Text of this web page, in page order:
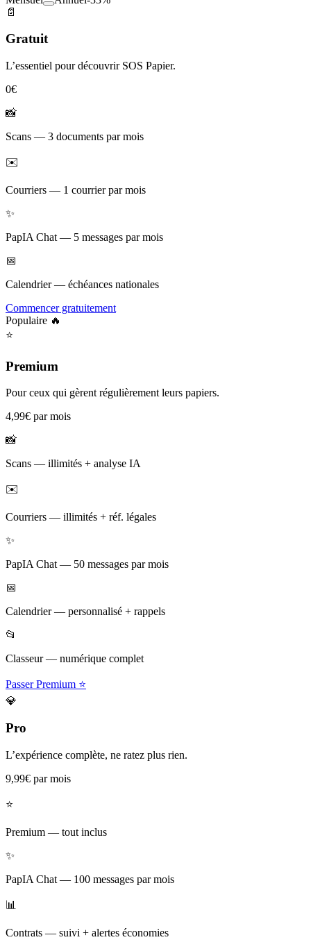
📄
Gratuit
L’essentiel pour découvrir SOS Papier.
0€
📸
Scans — 3 documents par mois
✉️
Courriers — 1 courrier par mois
✨
PapIA Chat — 5 messages par mois
📅
Calendrier — échéances nationales
Commencer gratuitement
Populaire 🔥
⭐
Premium
Pour ceux qui gèrent régulièrement leurs papiers.
4,99€ par mois
📸
Scans — illimités + analyse IA
✉️
Courriers — illimités + réf. légales
✨
PapIA Chat — 50 messages par mois
📅
Calendrier — personnalisé + rappels
📂
Classeur — numérique complet
Passer Premium ⭐
💎
Pro
L’expérience complète, ne ratez plus rien.
9,99€ par mois
⭐
Premium — tout inclus
✨
PapIA Chat — 100 messages par mois
📊
Contrats — suivi + alertes économies